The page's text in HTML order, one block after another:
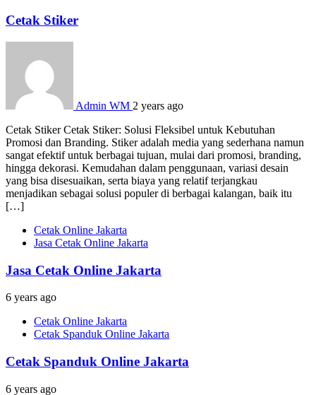
Cetak Stiker
Admin WM 2 years ago
Cetak Stiker Cetak Stiker: Solusi Fleksibel untuk Kebutuhan
Promosi dan Branding. Stiker adalah media yang sederhana namun
sangat efektif untuk berbagai tujuan, mulai dari promosi, branding,
hingga dekorasi. Kemudahan dalam penggunaan, variasi desain
yang bisa disesuaikan, serta biaya yang relatif terjangkau
menjadikan sebagai solusi populer di berbagai kalangan, baik itu
[…]
Cetak Online Jakarta
Jasa Cetak Online Jakarta
Jasa Cetak Online Jakarta
6 years ago
Cetak Online Jakarta
Cetak Spanduk Online Jakarta
Cetak Spanduk Online Jakarta
6 years ago